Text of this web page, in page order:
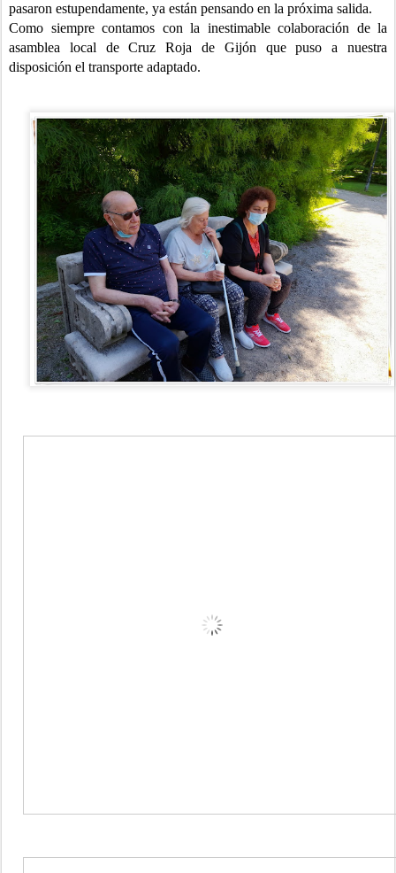
pasaron estupendamente, ya están pensando en la próxima salida.
Como siempre contamos con la inestimable colaboración de la
asamblea local de Cruz Roja de Gijón que puso a nuestra
disposición el transporte adaptado.